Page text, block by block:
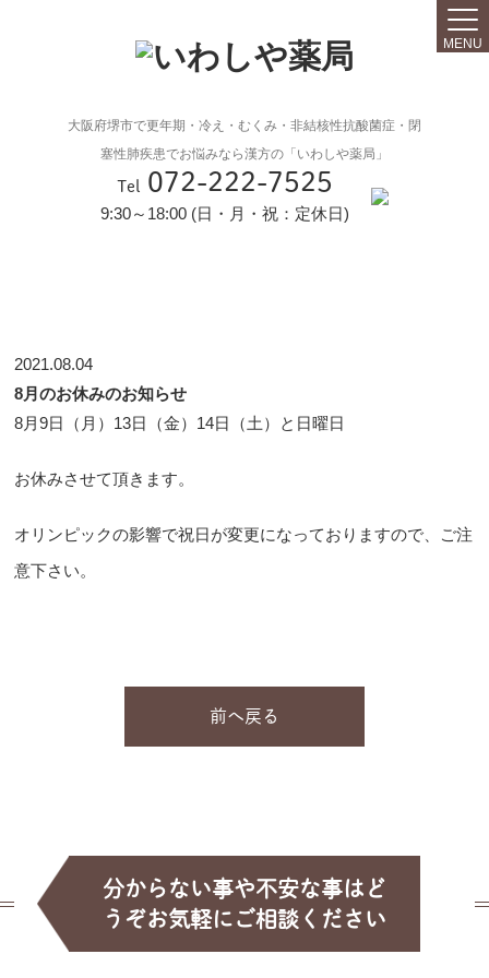
大阪府堺市で更年期・冷え・むくみ・非結核性抗酸菌症・閉
塞性肺疾患でお悩みなら漢方の「いわしや薬局」
Tel 072-222-7525
9:30～18:00 (日・月・祝：定休日)
MENU
2021.08.04
8月のお休みのお知らせ
8月9日（月）13日（金）14日（土）と日曜日
お休みさせて頂きます。
オリンピックの影響で祝日が変更になっておりますので、ご注
意下さい。
前へ戻る
分からない事や不安な事はど
うぞお気軽にご相談ください